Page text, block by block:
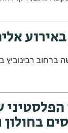
רבינוביץ